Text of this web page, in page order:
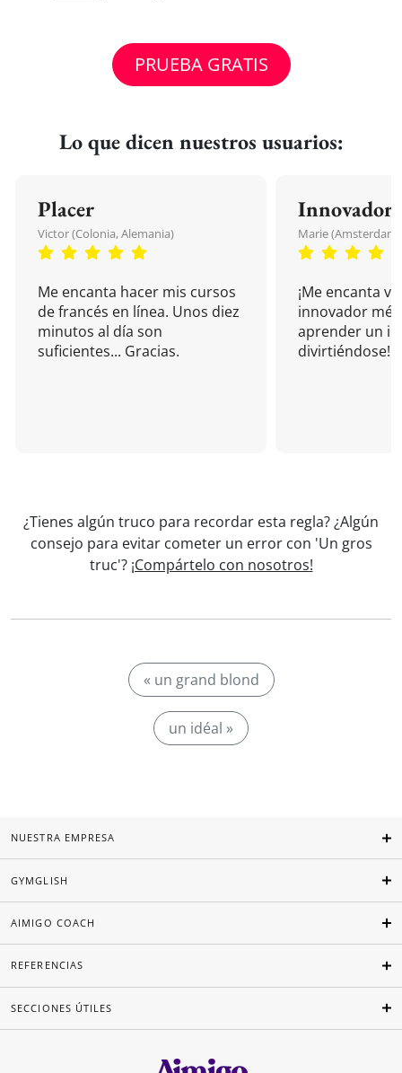
PRUEBA GRATIS
Lo que dicen nuestros usuarios:
Placer
Victor (Colonia, Alemania)
Me encanta hacer mis cursos
de francés en línea. Unos diez
minutos al día son
suficientes... Gracias.
Innovador
Marie (Amsterdam,
¡Me encanta
innovador
aprender un
divirtiéndose!
¿Tienes algún truco para recordar esta regla? ¿Algún
consejo para evitar cometer un error con 'Un gros
truc'? ¡Compártelo con nosotros!
« un grand blond
un idéal »
NUESTRA EMPRESA
GYMGLISH
AIMIGO COACH
REFERENCIAS
SECCIONES ÚTILES